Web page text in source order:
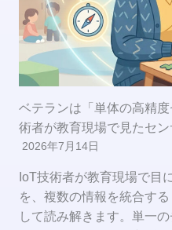
ベテランは「単体の高精
術者が教育現場で見たセ
2026年7月14日
IoT技術者が教育現場で目
を、複数の情報を統合す
して読み解きます。単一